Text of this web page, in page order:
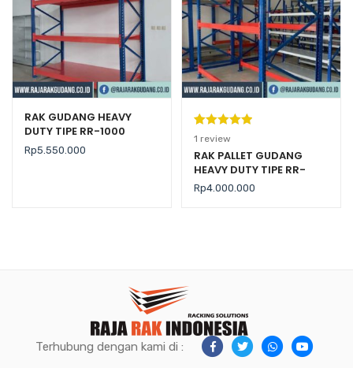
RAK GUDANG HEAVY
DUTY TIPE RR-1000
Rp5.550.000
Peringkat
5.00dari 5
berdasarka
n
1
penilaian
1 review
RAK PALLET GUDANG
HEAVY DUTY TIPE RR-
2000 KAPASITAS 2 TON /
LEVEL
Rp4.000.000
Terhubung dengan kami di :